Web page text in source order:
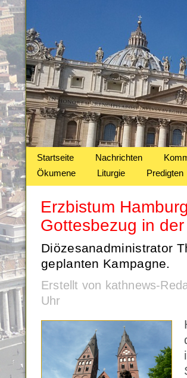
Startseite Nachrichten
Ökumene
Liturgie Predigten
Erzbistum
Gottesbezug in
Diözesanadministrator
geplanten Kampagne.
Erstellt von kathnews-
Uhr